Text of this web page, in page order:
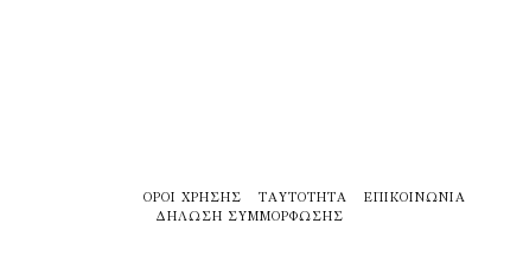
ΌΡΟΙ ΧΡΉΣΗΣ ΤΑΥΤΌΤΗΤΑ
ΕΠΙΚΟΙΝΩΝΊΑ
ΔΉΛΩΣΗ ΣΥΜΜΌΡΦΩΣΗΣ